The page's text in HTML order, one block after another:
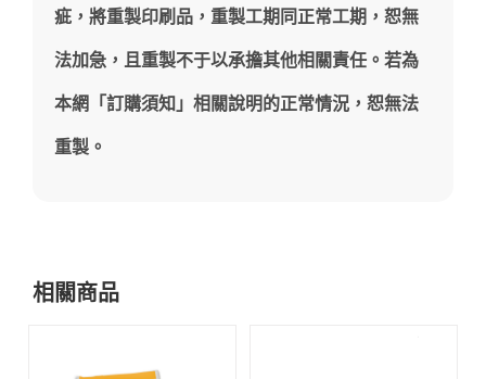
疵，將重製印刷品，重製工期同正常工期，恕無
法加急，且重製不于以承擔其他相關責任。若為
本網「訂購須知」相關說明的正常情況，恕無法
重製。
相關商品